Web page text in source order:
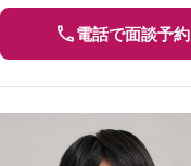
電話で面談予約